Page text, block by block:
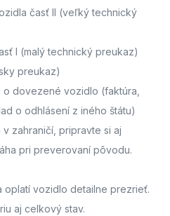
časť II (veľký technický
I (malý technický preukaz)
preukaz)
o dovezené vozidlo (faktúra,
o odhlásení z iného štátu)
zahraničí, pripravte si aj
pri preverovaní pôvodu.
oplatí vozidlo detailne prezrieť.
aj celkový stav.